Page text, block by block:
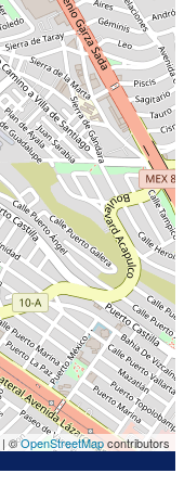
| ©OpenStreetMapcontributors